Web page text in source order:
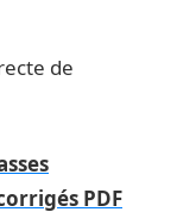
de
PDF